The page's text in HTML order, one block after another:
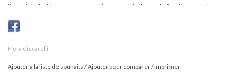
Bracelet de 15 cm en or rempli, composé d'une chaîne large style
paperclip
or rempli. Rallonge de 3,8 cm incluse pour un ajustement
Flora Ciccarelli
Ajouter à la liste de souhaits /Ajouter pour comparer/Imprimer